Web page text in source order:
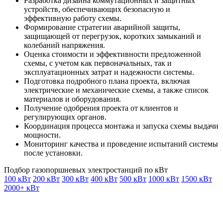
устройств, обеспечивающих безопасную и
эффективную работу схемы.
Формирование стратегии аварийной защиты,
защищающей от перегрузок, коротких замыканий и
колебаний напряжения.
Оценка стоимости и эффективности предложенной
схемы, с учетом как первоначальных, так и
эксплуатационных затрат и надежности системы.
Подготовка подробного плана проекта, включая
электрические и механические схемы, а также список
материалов и оборудования.
Получение одобрения проекта от клиентов и
регулирующих органов.
Координация процесса монтажа и запуска схемы выдачи
мощности.
Мониторинг качества и проведение испытаний системы
после установки.
Подбор газопоршневых электростанций по кВт
100 кВт 200 кВт 300 кВт 400 кВт 500 кВт 1000 кВт 1500 кВт
2000+ кВт